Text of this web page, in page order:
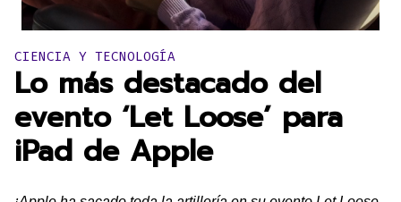
Publicado en:
CIENCIA Y TECNOLOGÍA
Lo más destacado del
evento ‘Let Loose’ para
iPad de Apple